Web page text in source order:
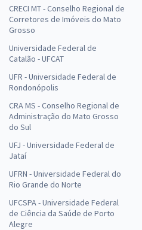
CRECI MT - Conselho Regional de
Corretores de Imóveis do Mato
Grosso
Universidade Federal de
Catalão - UFCAT
UFR - Universidade Federal de
Rondonópolis
CRA MS - Conselho Regional de
Administração do Mato Grosso
do Sul
UFJ - Universidade Federal de
Jataí
UFRN - Universidade Federal do
Rio Grande do Norte
UFCSPA - Universidade Federal
de Ciência da Saúde de Porto
Alegre